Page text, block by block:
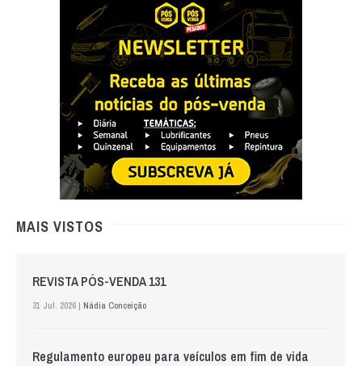
MAIS VISTOS
REVISTA PÓS-VENDA 131
31 Jul. 2026 | Nádia Conceição
Regulamento europeu para veículos em fim de vida